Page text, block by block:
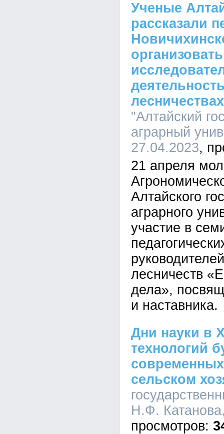
Ученые
рассказали
организовать
лесничествах
"Алтайский
аграрный
27.04.2023
21 апреля
Алтайского
аграрного
участие в
лесничеств
дела»,
и наставника.
Дни науки в
технологий
сельском
Н.Ф.